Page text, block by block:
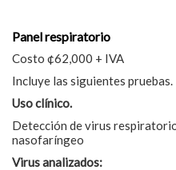
Panel respiratorio
Costo ¢62,000 + IVA
Incluye las siguientes pruebas.
Uso clínico.
Detección de virus
nasofaríngeo
Virus analizados: